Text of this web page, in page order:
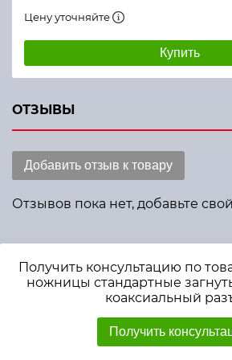
Цену уточняйте
Купить
ОТЗЫВЫ
Добавить отзыв к товару
Отзывов пока нет, добавьте
Получить консультацию по
ножницы стандартные
коаксиальный
Получить